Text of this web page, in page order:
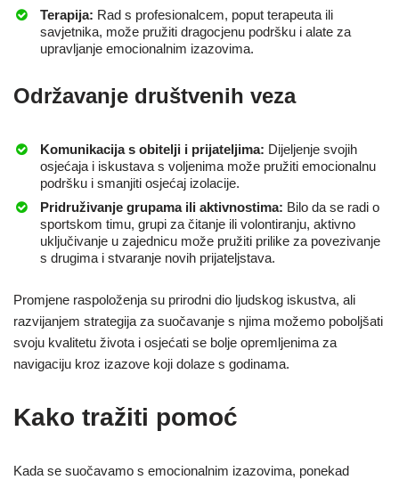
Terapija: Rad s profesionalcem, poput terapeuta ili
savjetnika, može pružiti dragocjenu podršku i alate za
upravljanje emocionalnim izazovima.
Održavanje društvenih veza
Komunikacija s obitelji i prijateljima: Dijeljenje svojih
osjećaja i iskustava s voljenima može pružiti emocionalnu
podršku i smanjiti osjećaj izolacije.
Pridruživanje grupama ili aktivnostima: Bilo da se radi o
sportskom timu, grupi za čitanje ili volontiranju, aktivno
uključivanje u zajednicu može pružiti prilike za povezivanje
s drugima i stvaranje novih prijateljstava.
Promjene raspoloženja su prirodni dio ljudskog iskustva, ali
razvijanjem strategija za suočavanje s njima možemo poboljšati
svoju kvalitetu života i osjećati se bolje opremljenima za
navigaciju kroz izazove koji dolaze s godinama.
Kako tražiti pomoć
Kada se suočavamo s emocionalnim izazovima, ponekad